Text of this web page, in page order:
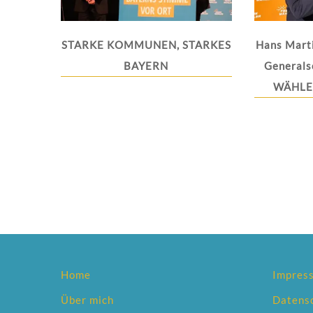
STARKE KOMMUNEN, STARKES
BAYERN
Hans
Home
Über mich